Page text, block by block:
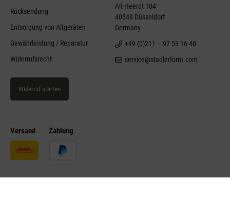
Versand Zahlung
Rücksendung
Entsorgung von Altgeräten
Gewährleistung / Reparatur
Widerrufsrecht
Widerruf starten
Alt-Heerdt 104
40549 Düsseldorf
Germany
+49 (0)211 – 97 53 16 40
service@stadlerform.com